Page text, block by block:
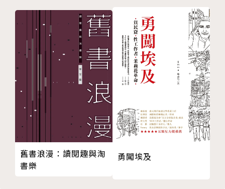
在這本書中，不僅是用來觀察周遭世界的跳板，還反映
出更具定位的自己。
賽門．加菲爾Simon Garfield
生於英國，是一位記者同時也是作家。他畢業於倫敦政
治經濟學院，早年曾為BBC寫過紀錄片劇本，也替英
國獨立報、觀察家報等媒體撰文。他從很小的時候就很
著迷於地圖。除了《地圖的歷史》之外，還有《工業的
黑暗》（The Dark Side of the Industry）、《淡紫
第八章 世界盡在一書
地圖大小事──獅子、老鷹與傑利蠑螈
第九章 繪製一幅城市地圖（沒有摺來疊去）
第十章 英國地形測量局漸趨協調的六則故事
地圖大小事──十九世紀的謀殺案地圖
第十一章 傳奇的空山山脈
地圖大小事──班傑明．莫雷爾的騙局真相
第十二章 霍亂與遏止它的地圖
地圖大小事──與柏克及威爾斯一起穿越澳洲
第十三章 金銀島：「X」表示寶藏在這裡
第十四章 世界上最糟糕的旅程，前往最後畫上地圖的
地方
舊書浪漫：讀閱趣與淘
書樂
勇闖埃及